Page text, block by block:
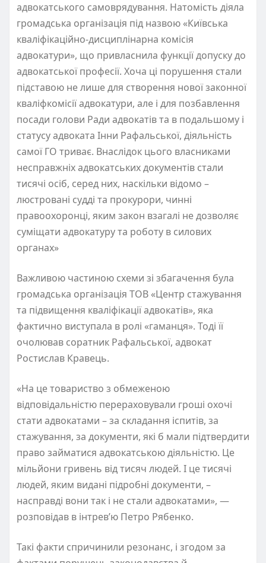
адвокатського самоврядування. Натомість діяла
громадська організація під назвою «Київська
кваліфікаційно-дисциплінарна комісія
адвокатури», що привласнила функції допуску до
адвокатської професії. Хоча ці порушення стали
підставою не лише для створення нової законної
кваліфкомісії адвокатури, але і для позбавлення
посади голови Ради адвокатів та в подальшому і
статусу адвоката Інни Рафальської, діяльність
самої ГО триває. Внаслідок цього власниками
несправжніх адвокатських документів стали
тисячі осіб, серед них, наскільки відомо –
люстровані судді та прокурори, чинні
правоохоронці, яким закон взагалі не дозволяє
суміщати адвокатуру та роботу в силових
органах»
Важливою частиною схеми зі збагачення була
громадська організація ТОВ «Центр стажування
та підвищення кваліфікації адвокатів», яка
фактично виступала в ролі «гаманця». Тоді її
очолював соратник Рафальської, адвокат
Ростислав Кравець.
«На це товариство з обмеженою
відповідальністю перераховували гроші охочі
стати адвокатами – за складання іспитів, за
стажування, за документи, які б мали підтвердити
право займатися адвокатською діяльністю. Це
мільйони гривень від тисяч людей. І це тисячі
людей, яким видані підробні документи, –
насправді вони так і не стали адвокатами», —
розповідав в інтрев’ю Петро Рябенко.
Такі факти спричинили резонанс, і згодом за